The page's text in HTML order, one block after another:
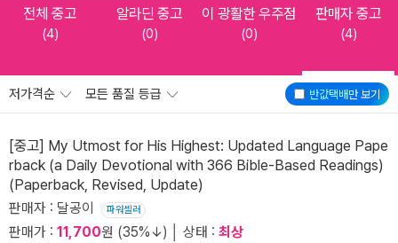
전체 중고
(4)
알라딘 중고
(0)
이 광활한 우주점
(0)
판매자 중고
(4)
반값택배만 보기
저가격순 모든 품질 등급
[중고] My Utmost for His Highest: Updated Language Pape
rback (a Daily Devotional with 366 Bible-Based Readings)
(Paperback, Revised, Update)
판매자 : 달공이 파워셀러
판매가 : 11,700원 (35%↓) │ 상태 : 최상